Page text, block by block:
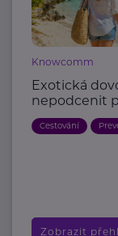
Knowcomm
Exotická
nepodcenit
Cestování
Zobrazit